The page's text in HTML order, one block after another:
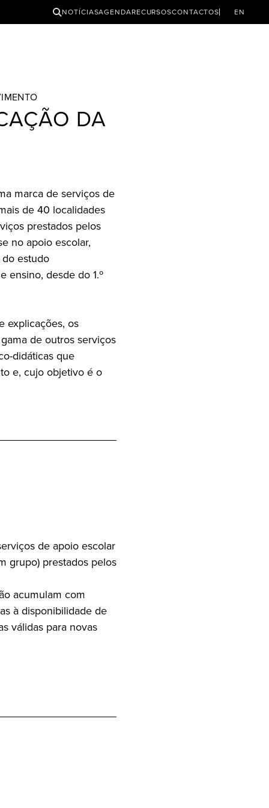
PESQUISAR
NOTÍCIASAGENDARECURSOSCONTACTOS EN
DA
marca de serviços de
de 40 localidades
prestados pelos
no apoio escolar,
estudo
ensino, desde do 1.º
explicações, os
de outros serviços
didáticas que
e, cujo objetivo é o
de apoio escolar
grupo) prestados pelos
acumulam com
à disponibilidade de
válidas para novas